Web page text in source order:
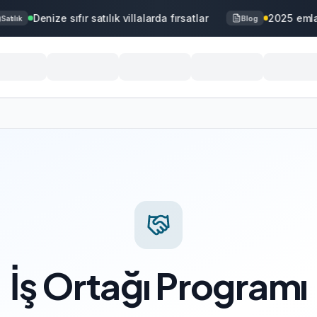
Denize sıfır satılık villalarda fırsatlar Blog 2025
İş Ortağı Programı